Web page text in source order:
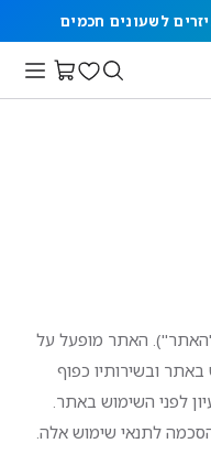
האתר מופעל על
ובשירותיו כפוף
לפני השימוש באתר.
לתנאי שימוש אלה.